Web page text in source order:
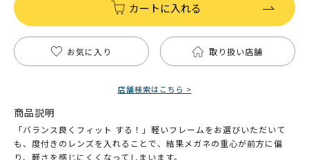
カートに入れる
お気に入り 取り扱い店舗
店舗検索はこちら >
商品説明
「バランス良くフィット する！」軽いフレームをお選びいただいて
も、度付きのレンズを入れることで、結果メガネの重心が前方に偏
り、軽さを感じにくくなってしまいます。